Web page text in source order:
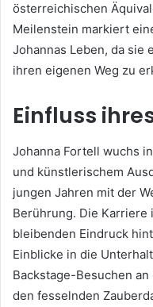
österreichischen
Meilenstein markiert
Johannas Leben, da sie
ihren eigenen Weg zu
Einfluss
Johanna Fortell wuchs
und künstlerischem
jungen Jahren mit der
Berührung. Die
bleibenden Eindruck
Einblicke in die
Backstage-Besuchen
den fesselnden